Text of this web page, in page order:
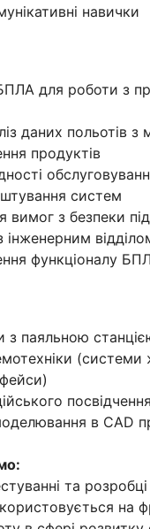
навички
для роботи з
даних польотів з
продуктів
систем
вимог з безпеки
інженерним
функціоналу
з паяльною
(системи
в CAD
та
на